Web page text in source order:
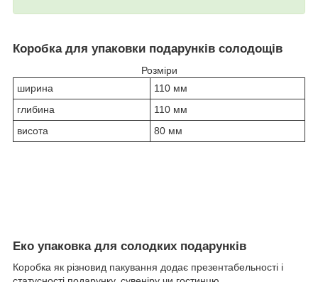
Коробка для упаковки подарунків солодощів
Розміри
ширина
110 мм
глибина
110 мм
висота
80 мм
Еко упаковка для солодких подарунків
Коробка як різновид пакування додає презентабельності і